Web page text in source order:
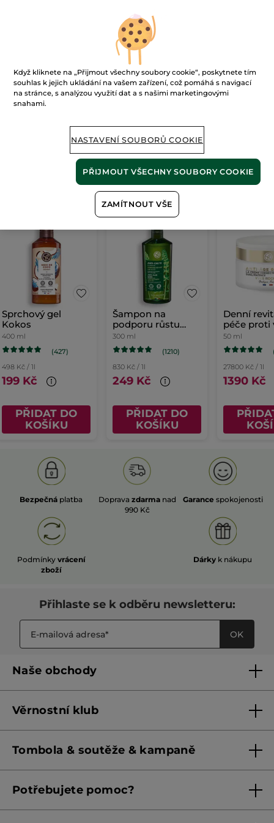
Ups!
Stránku nelze zobrazit.
Zdá se, že tatostránka již neexistuje
odkaz není platný.
Našenejprodávanější produkty
Sprchový gel
Kokos
400 ml
(427)
498 Kč / 1l
199 Kč
PŘIDAT DO
KOŠÍKU
Šampon na
podporu růstu
vlasů
300 ml
(1210)
830 Kč / 1l
249 Kč
PŘIDAT DO
KOŠÍKU
Denní
péče proti
50 ml
27800 Kč / 1l
1390 Kč
Bezpečná platba Doprava zdarma nad
990 Kč
Garance spokojenosti
Podmínky vrácení
zboží
Dárky k nákupu
Přihlaste se k odběru newsletteru:
OK
Naše obchody
Franšízing
Věrnostní klub
Pravidla věrnostního klubu od 1. 6. 2026
Tombola & soutěže & kampaně
Podmínky aktuálních nabídek
Potřebujete pomoc?
Když kliknete na „Přijmout všechny soubory cookie“, poskytnete tím
souhlas k jejich ukládání na vašem zařízení, což pomáhá s navigací
na stránce, s analýzou využití dat a s našimi marketingovými
snahami.
NASTAVENÍ SOUBORŮ COOKIE
ZAMÍTNOUT VŠE
PŘIJMOUT VŠECHNY SOUBORY COOKIE